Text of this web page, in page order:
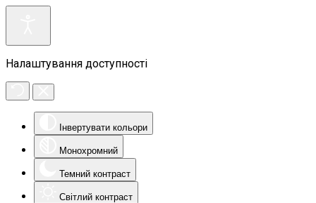
Налаштування доступності
Інвертувати кольори
Монохромний
Темний контраст
Світлий контраст